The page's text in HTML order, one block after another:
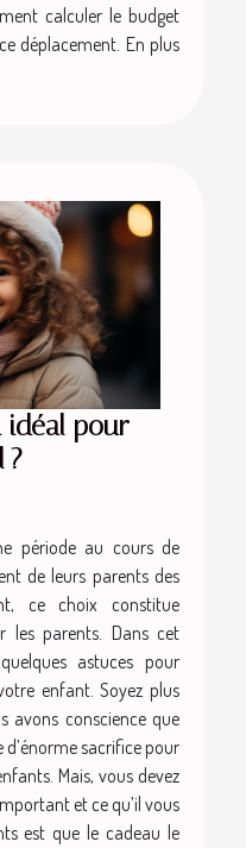
calculer le budget
déplacement. En plus
idéal pour
?
période au cours de
de leurs parents des
ce choix constitue
les parents. Dans cet
astuces pour
enfant. Soyez plus
avons conscience que
d’énorme sacrifice pour
Mais, vous devez
et ce qu’il vous
est que le cadeau le